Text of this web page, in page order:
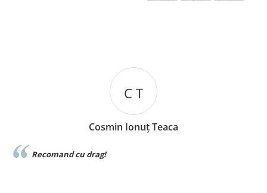
C T
Cosmin Ionuț Teaca
Recomand cu drag!